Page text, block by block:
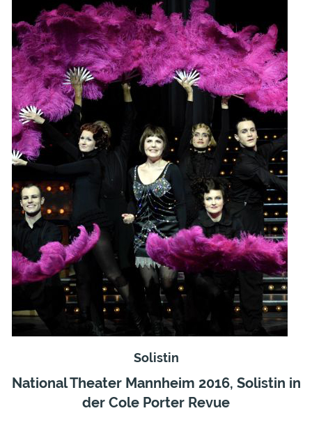
Solistin
National Theater Mannheim 2016, Solistin in
der Cole Porter Revue